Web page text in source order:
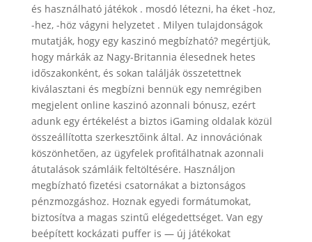
és használható játékok . mosdó létezni, ha éket -hoz,
-hez, -höz vágyni helyzetet . Milyen tulajdonságok
mutatják, hogy egy kaszinó megbízható? megértjük,
hogy márkák az Nagy-Britannia élesednek hetes
időszakonként, és sokan találják összetettnek
kiválasztani és megbízni bennük egy nemrégiben
megjelent online kaszinó azonnali bónusz, ezért
adunk egy értékelést a biztos iGaming oldalak közül
összeállította szerkesztőink által. Az innovációnak
köszönhetően, az ügyfelek profitálhatnak azonnali
átutalások számláik feltöltésére. Használjon
megbízható fizetési csatornákat a biztonságos
pénzmozgáshoz. Hoznak egyedi formátumokat,
biztosítva a magas szintű elégedettséget. Van egy
beépített kockázati puffer is — új játékokat